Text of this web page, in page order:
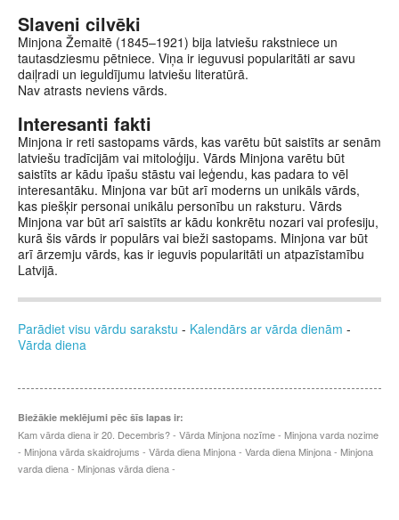
Slaveni cilvēki
Minjona Žemaitē (1845–1921) bija latviešu rakstniece un
tautasdziesmu pētniece. Viņa ir ieguvusi popularitāti ar savu
daiļradi un ieguldījumu latviešu literatūrā.
Nav atrasts neviens vārds.
Interesanti fakti
Minjona ir reti sastopams vārds, kas varētu būt saistīts ar senām
latviešu tradīcijām vai mitoloģiju. Vārds Minjona varētu būt
saistīts ar kādu īpašu stāstu vai leģendu, kas padara to vēl
interesantāku. Minjona var būt arī moderns un unikāls vārds,
kas piešķir personai unikālu personību un raksturu. Vārds
Minjona var būt arī saistīts ar kādu konkrētu nozari vai profesiju,
kurā šis vārds ir populārs vai bieži sastopams. Minjona var būt
arī ārzemju vārds, kas ir ieguvis popularitāti un atpazīstamību
Latvijā.
Parādiet visu vārdu sarakstu - Kalendārs ar vārda dienām -
Vārda diena
Biežākie meklējumi pēc šīs lapas ir:
Kam vārda diena ir 20. Decembris? - Vārda Minjona nozīme - Minjona varda nozime
- Minjona vārda skaidrojums - Vārda diena Minjona - Varda diena Minjona - Minjona
varda diena - Minjonas vārda diena -